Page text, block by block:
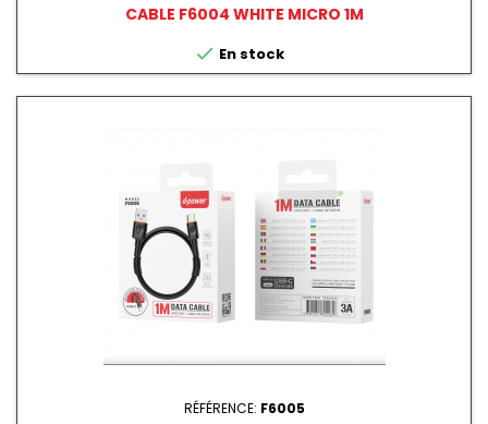
CABLE F6004 WHITE MICRO 1M
 En stock
RÉFÉRENCE: F6005